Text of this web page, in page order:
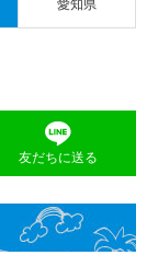
友だちに送る